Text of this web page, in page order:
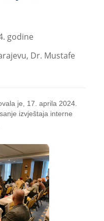
godine
Dr. Mustafe
je, 17. aprila 2024.
izvještaja interne